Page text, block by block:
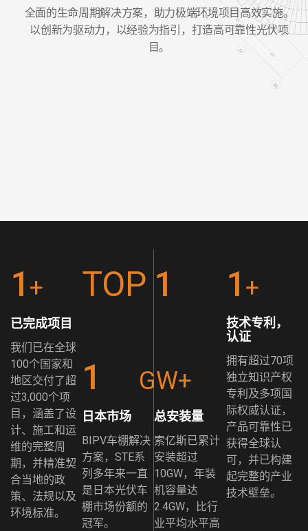
全面的生命周期解决方案，助力极端环境项目高效实施。
以创新为驱动力，以经验为指引，打造高可靠性光伏项
目。
1 +
已完成项目
我们已在全球
100个国家和
地区交付了超
过3,000个项
目，涵盖了设
计、施工和运
维的完整周
期，并精准契
合当地的政
策、法规以及
环境标准。
TOP
1
日本市场
BIPV车棚解决
方案，STE系
列多年来一直
是日本光伏车
棚市场份额的
冠军。
1
GW+
总安装量
索亿斯已累计
安装超过
10GW，年装
机容量达
2.4GW，比行
业平均水平高
1 +
技术专利，
认证
拥有超过70项
独立知识产权
专利及多项国
际权威认证，
产品可靠性已
获得全球认
可，并已构建
起完整的产业
技术壁垒。